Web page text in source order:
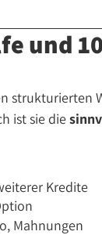
und
strukturierten
ist sie die
Kredite
Mahnungen